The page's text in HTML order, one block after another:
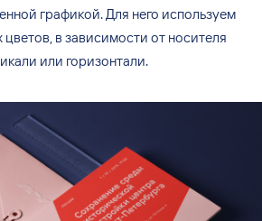
графикой. Для него используем
в зависимости от носителя
или горизонтали.